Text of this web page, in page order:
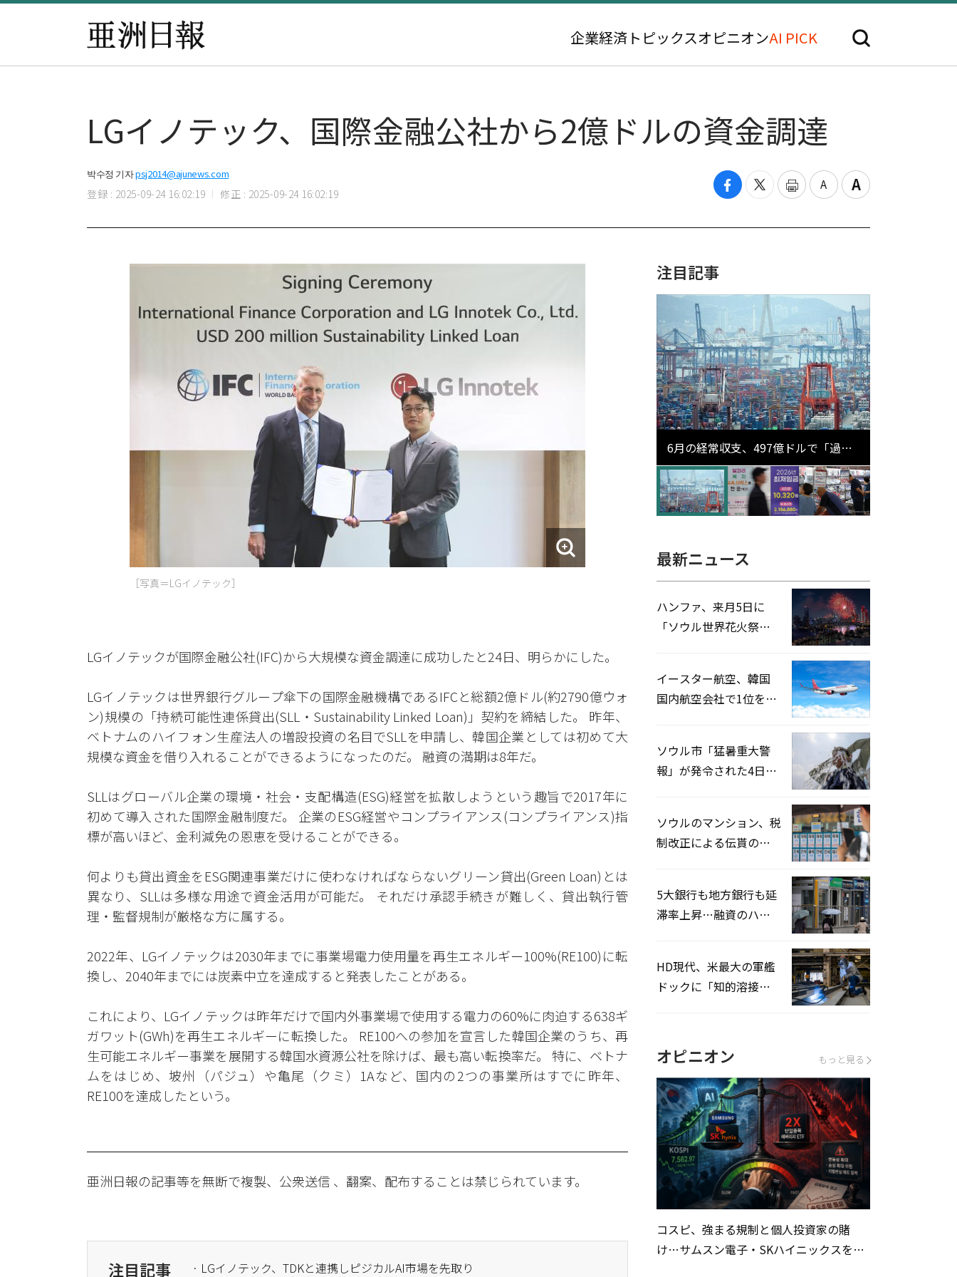
企業経済 トピックスオピニオンAI PICK
LGイノテック、国際金融公社から2億ドルの資金調達
박수정 기자psj2014@ajunews.com
登録 : 2025-09-24 16:02:19 修正 : 2025-09-24 16:02:19
［写真＝LGイノテック］
LGイノテックが国際金融公社(IFC)から大規模な資金調達に成功したと24日、明らかにした。
LGイノテックは世界銀行グループ傘下の国際金融機構であるIFCと総額2億ドル(約2790億ウォ
ン)規模の「持続可能性連係貸出(SLL・Sustainability Linked Loan)」契約を締結した。 昨年、
ベトナムのハイフォン生産法人の増設投資の名目でSLLを申請し、韓国企業としては初めて大
規模な資金を借り入れることができるようになったのだ。 融資の満期は8年だ。
SLLはグローバル企業の環境・社会・支配構造(ESG)経営を拡散しようという趣旨で2017年に
初めて導入された国際金融制度だ。 企業のESG経営やコンプライアンス(コンプライアンス)指
標が高いほど、金利減免の恩恵を受けることができる。
何よりも貸出資金をESG関連事業だけに使わなければならないグリーン貸出(Green Loan)とは
異なり、SLLは多様な用途で資金活用が可能だ。 それだけ承認手続きが難しく、貸出執行管
理・監督規制が厳格な方に属する。
2022年、LGイノテックは2030年までに事業場電力使用量を再生エネルギー100%(RE100)に転
換し、2040年までには炭素中立を達成すると発表したことがある。
これにより、LGイノテックは昨年だけで国内外事業場で使用する電力の60%に肉迫する638ギ
ガワット(GWh)を再生エネルギーに転換した。 RE100への参加を宣言した韓国企業のうち、再
生可能エネルギー事業を展開する韓国水資源公社を除けば、最も高い転換率だ。 特に、ベトナ
ムをはじめ、坡州（パジュ）や亀尾（クミ）1Aなど、国内の2つの事業所はすでに昨年、
RE100を達成したという。
亜洲日報の記事等を無断で複製、公衆送信 、翻案、配布することは禁じられています。
注目記事 · LGイノテック、TDKと連携しピジカルAI市場を先取り
注目記事
6月の経常収支、497億ドルで「過去
最大」…輸出が初の1000億ドル突破
最新ニュース
ハンファ、来月5日に
「ソウル世界花火祭り
イースター航空、韓国
国内航空会社で1位を記
ソウル市「猛暑重大警
報」が発令された4日、
ソウルのマンション、税
制改正による伝貰の月
5大銀行も地方銀行も延
滞率上昇…融資のハー
HD現代、米最大の軍艦
ドックに「知的溶接」
オピニオン もっと見る
コスピ、強まる規制と個人投資家の賭
け…サムスン電子・SKハイニックスを巡